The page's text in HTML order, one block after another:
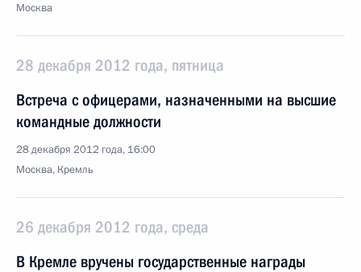
Москва
28 декабря 2012 года, пятница
Встреча с офицерами, назначенными на высшие
командные должности
28 декабря 2012 года, 16:00
Москва, Кремль
26 декабря 2012 года, среда
В Кремле вручены государственные награды